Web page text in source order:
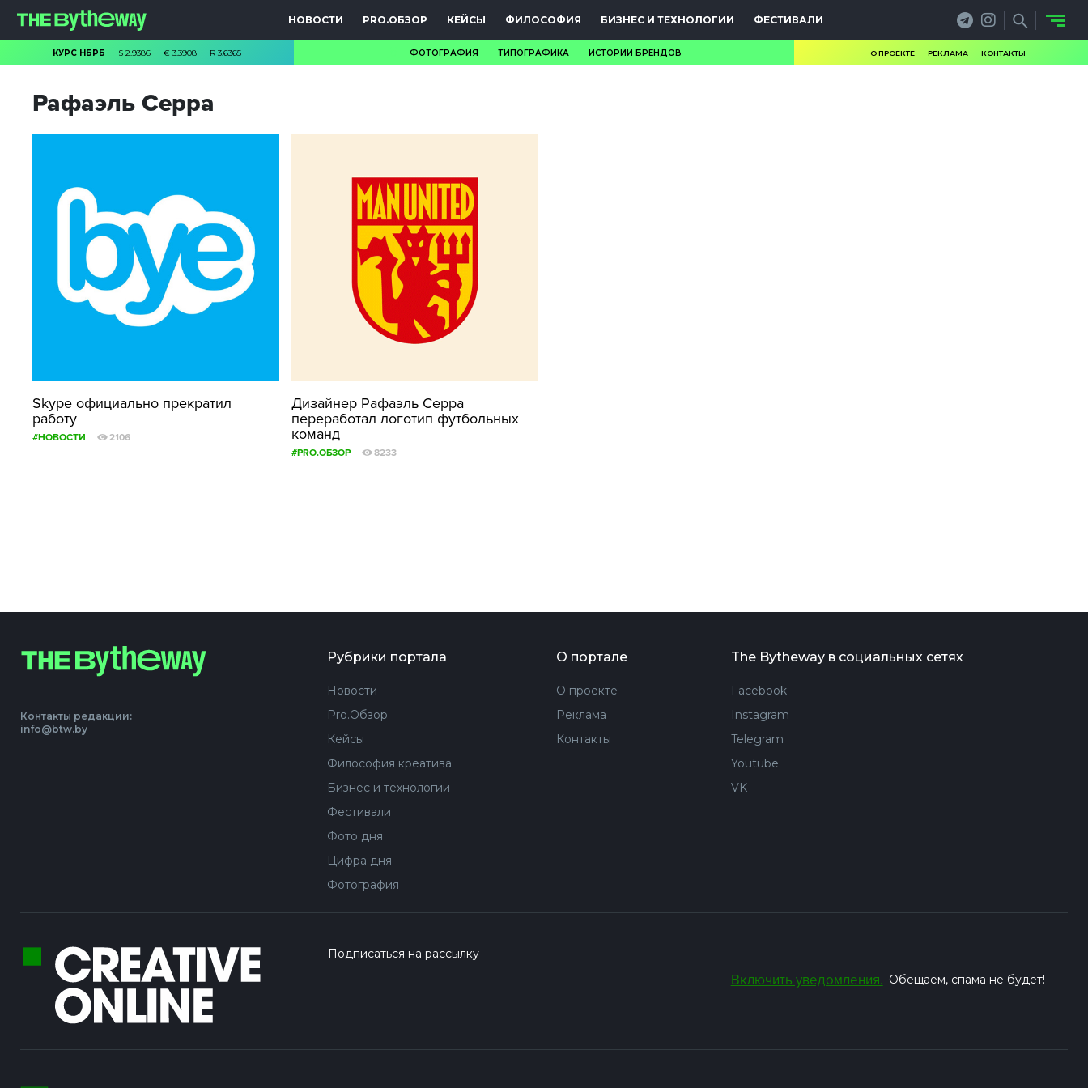
НОВОСТИ PRO.ОБЗОР КЕЙСЫ ФИЛОСОФИЯ БИЗНЕС И ТЕХНОЛОГИИ ФЕСТИВАЛИ
КУРС НБРБ $2.9386 € 3.3908 R3.6365 ФОТОГРАФИЯ ТИПОГРАФИКА ИСТОРИИ БРЕНДОВ О ПРОЕКТЕ РЕКЛАМА КОНТАКТЫ
Рафаэль Серра
Skype официально прекратил
работу
#НОВОСТИ 2106
Дизайнер Рафаэль Серра
переработал логотип футбольных
команд
#PRO.ОБЗОР 8233
Контакты редакции:
info@btw.by
Рубрики портала
Новости
Pro.Обзор
Кейсы
Философия креатива
Бизнес и технологии
Фестивали
Фото дня
Цифра дня
Фотография
О портале
О проекте
Реклама
Контакты
The Bytheway в социальных сетях
Facebook
Instagram
Telegram
Youtube
VK
Подписаться на рассылку
Включить уведомления. Обещаем, спама не будет!
PRO.ОБЗОР
ТЕХНОЛОГИИ
ТИПОГРАФИКА